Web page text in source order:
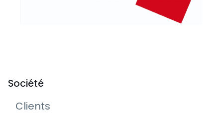
Société
Clients